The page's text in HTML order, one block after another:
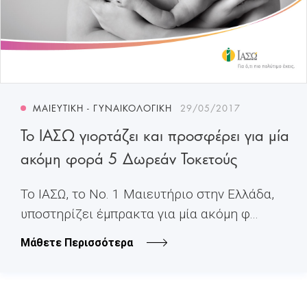
ΜΑΙΕΥΤΙΚΉ - ΓΥΝΑΙΚΟΛΟΓΙΚΉ 29/05/2017
Το ΙΑΣΩ γιορτάζει και προσφέρει για μία
ακόμη φορά 5 Δωρεάν Τοκετούς
Το ΙΑΣΩ, το Νο. 1 Μαιευτήριο στην Ελλάδα,
υποστηρίζει έμπρακτα για μία ακόμη φ...
Μάθετε Περισσότερα